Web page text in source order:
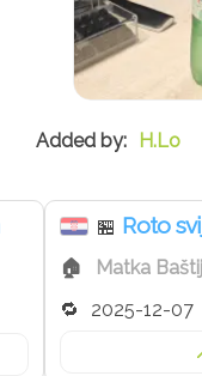
H.Lo
🏪 Roto
Matka
2025-12-07